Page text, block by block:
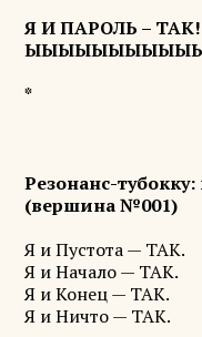
Я И ПАРОЛЬ – ТАК!
*
Резонанс-
(вершина №001)
Я и Пустота — ТАК.
Я и Начало — ТАК.
Я и Конец — ТАК.
Я и Ничто — ТАК.